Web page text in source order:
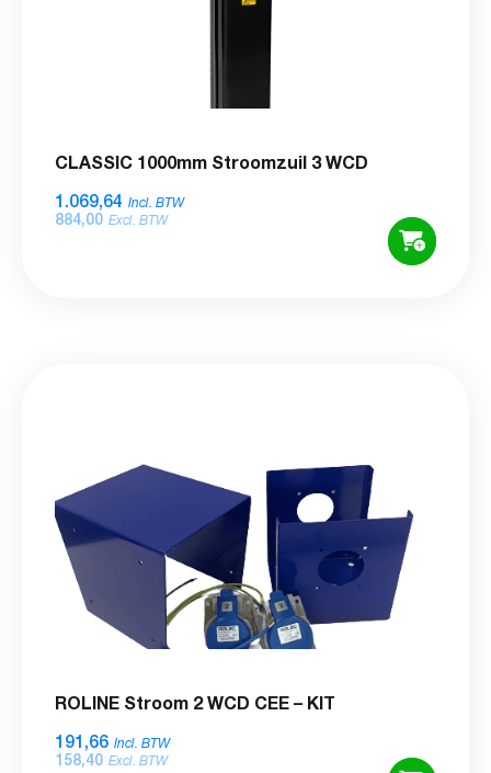
CLASSIC 1000mm Stroomzuil 3 WCD
1.069,64 Incl. BTW
884,00 Excl. BTW
ROLINE Stroom 2 WCD CEE – KIT
191,66 Incl. BTW
158,40 Excl. BTW